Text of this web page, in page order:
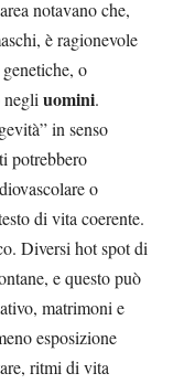
notavano che,
è ragionevole
o
negli uomini.
in senso
potrebbero
o
di vita coerente.
Diversi hot spot di
e questo può
matrimoni e
esposizione
ritmi di vita